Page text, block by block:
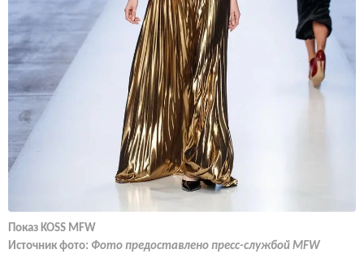
Показ KOSS MFW
Источник фото: Фото предоставлено пресс-службой MFW